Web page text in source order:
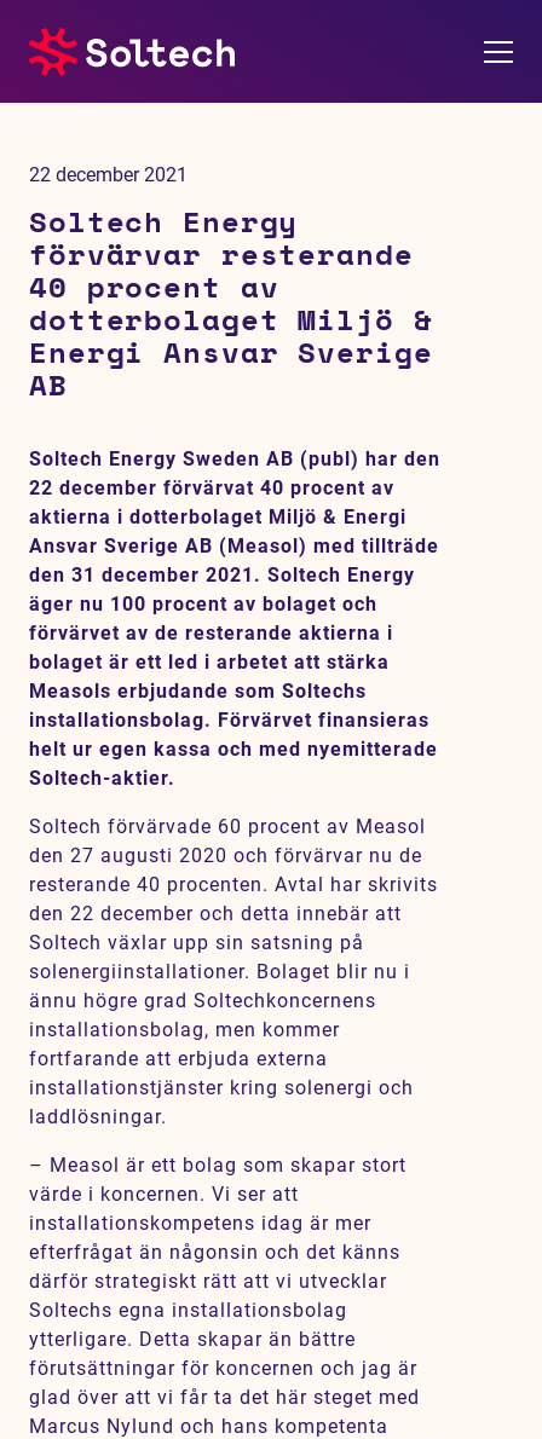
Karriär
Jobb
Kontakt
SV EN
Tjänster
Referensprojekt
Investerare
Hållbarhet
22 december 2021
Soltech Energy
förvärvar resterande
40 procent av
dotterbolaget Miljö &
Energi Ansvar Sverige
AB
Soltech Energy Sweden AB (publ) har den
22 december förvärvat 40 procent av
aktierna i dotterbolaget Miljö & Energi
Ansvar Sverige AB (Measol) med tillträde
den 31 december 2021. Soltech Energy
äger nu 100 procent av bolaget och
förvärvet av de resterande aktierna i
bolaget är ett led i arbetet att stärka
Measols erbjudande som Soltechs
installationsbolag. Förvärvet finansieras
helt ur egen kassa och med nyemitterade
Soltech-aktier.
Soltech förvärvade 60 procent av Measol
den 27 augusti 2020 och förvärvar nu de
resterande 40 procenten. Avtal har skrivits
den 22 december och detta innebär att
Soltech växlar upp sin satsning på
solenergiinstallationer. Bolaget blir nu i
ännu högre grad Soltechkoncernens
installationsbolag, men kommer
fortfarande att erbjuda externa
installationstjänster kring solenergi och
laddlösningar.
– Measol är ett bolag som skapar stort
värde i koncernen. Vi ser att
installationskompetens idag är mer
efterfrågat än någonsin och det känns
därför strategiskt rätt att vi utvecklar
Soltechs egna installationsbolag
ytterligare. Detta skapar än bättre
förutsättningar för koncernen och jag är
glad över att vi får ta det här steget med
Marcus Nylund och hans kompetenta